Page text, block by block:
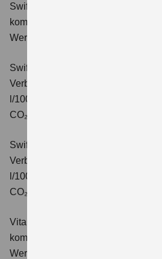
Swift 1.2 DUALJET HYBRID
kombinierter Energieverbrauch 4,4
Wert der CO₂-Emission: 99 g/km;
Swift 1.2 DUALJET HYBRID CVT
Verbrauchswerte: kombinierter
l/100km; kombinierter Wert der
CO₂-Klasse: C.
Swift 1.2 DUALJET HYBRID
Verbrauchswerte: kombinierter
l/100km; kombinierter Wert der
CO₂-Klasse: C.
Vitara 1.4 BOOSTERJET HYBRID
kombinierter Energieverbrauch 5,3
Wert der CO₂-Emission: 119 g/km;